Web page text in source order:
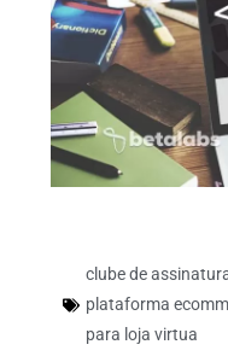
clube de
plataforma
para loja virtua